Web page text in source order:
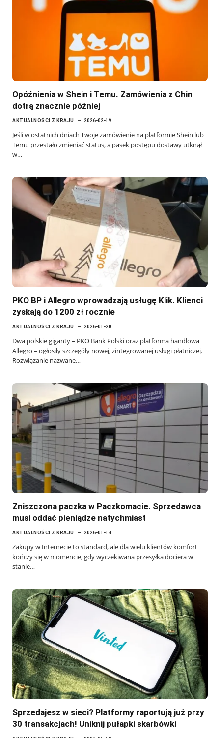
Opóźnienia w Shein i Temu. Zamówienia z Chin
dotrą znacznie później
AKTUALNOŚCI Z KRAJU 2026-02-19
Jeśli w ostatnich dniach Twoje zamówienie na platformie Shein lub
Temu przestało zmieniać status, a pasek postępu dostawy utknął
w…
PKO BP i Allegro wprowadzają usługę Klik. Klienci
zyskają do 1200 zł rocznie
AKTUALNOŚCI Z KRAJU 2026-01-20
Dwa polskie giganty – PKO Bank Polski oraz platforma handlowa
Allegro – ogłosiły szczegóły nowej, zintegrowanej usługi płatniczej.
Rozwiązanie nazwane…
Zniszczona paczka w Paczkomacie. Sprzedawca
musi oddać pieniądze natychmiast
AKTUALNOŚCI Z KRAJU 2026-01-14
Zakupy w Internecie to standard, ale dla wielu klientów komfort
kończy się w momencie, gdy wyczekiwana przesyłka dociera w
stanie…
Sprzedajesz w sieci? Platformy raportują już przy
30 transakcjach! Uniknij pułapki skarbówki